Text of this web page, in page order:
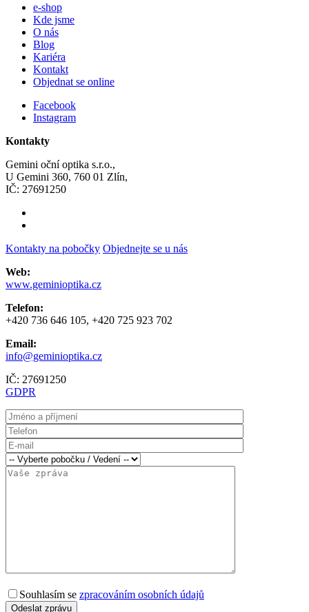
e-shop
Kde jsme
O nás
Blog
Kariéra
Kontakt
Objednat se online
Facebook
Instagram
Kontakty
Gemini oční optika s.r.o.,
U Gemini 360, 760 01 Zlín,
IČ: 27691250
Kontakty na pobočky Objednejte se u nás
Web:
www.geminioptika.cz
Telefon:
+420 736 646 105, +420 725 923 702
Email:
info@geminioptika.cz
IČ: 27691250
GDPR
Souhlasím se zpracováním osobních údajů